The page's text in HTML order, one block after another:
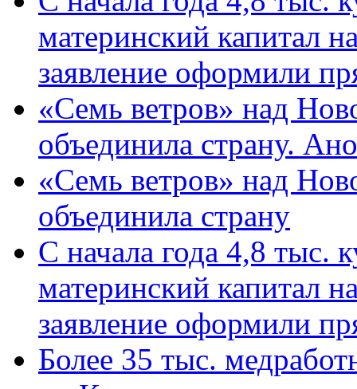
материнский капитал
заявление оформили
«Семь ветров» над
объединила страну.
«Семь ветров» над
объединила страну
С начала года 4,8 тыс.
материнский капитал
заявление оформили
Более 35 тыс.